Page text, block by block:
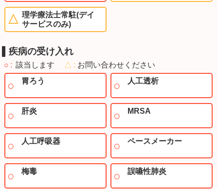
理学療法士常駐(デイ
サービスのみ)
疾病の受け入れ
○ 該当します △
お問い合わせください
胃ろう
人工透析
肝炎 MRSA
人工呼吸器 ペースメーカー
梅毒 誤嚥性肺炎